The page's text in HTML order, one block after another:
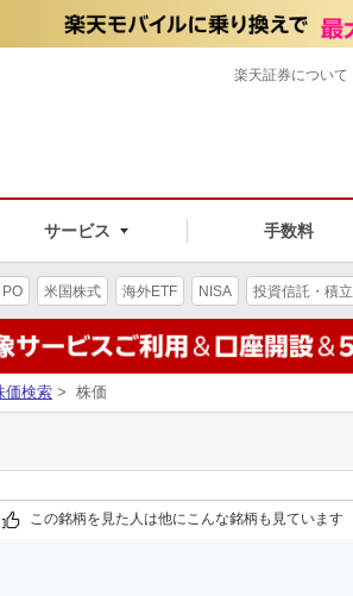
サービス 手数料
楽天証券について
PO 米国株式 海外ETF NISA 投資信託・積立
価検索 > 株価
この銘柄を見た人は他にこんな銘柄も見ています